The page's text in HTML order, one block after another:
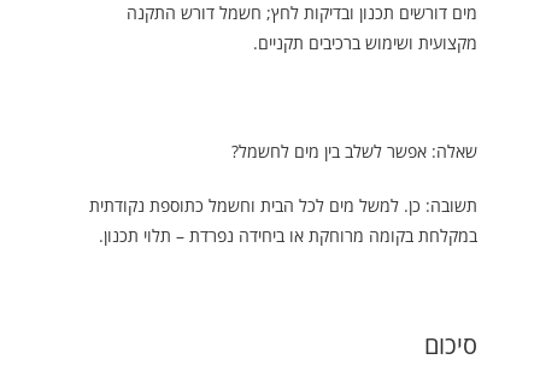
מים דורשים תכנון ובדיקות לחץ; חשמל דורש התקנה
מקצועית ושימוש ברכיבים תקניים.
שאלה: אפשר לשלב בין מים לחשמל?
תשובה: כן. למשל מים לכל הבית וחשמל כתוספת נקודתית
במקלחת בקומה מרוחקת או ביחידה נפרדת – תלוי תכנון.
סיכום